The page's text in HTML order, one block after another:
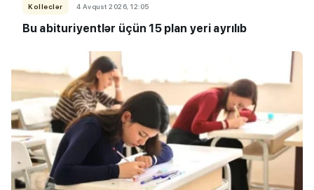
Kolleclər 4 Avqust 2026, 12:05
Bu abituriyentlər üçün 15 plan yeri ayrılıb